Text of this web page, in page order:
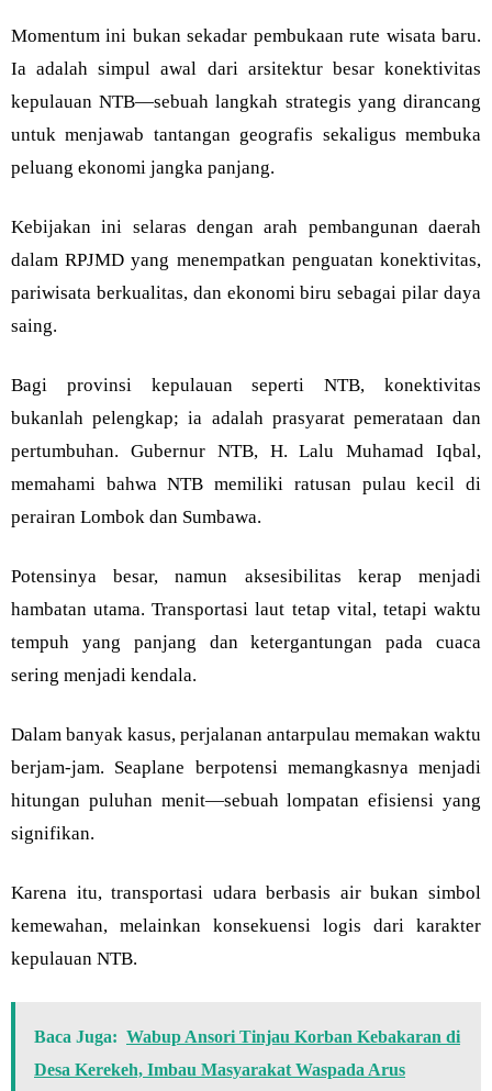
Momentum ini bukan sekadar pembukaan rute wisata baru.
Ia adalah simpul awal dari arsitektur besar konektivitas
kepulauan NTB—sebuah langkah strategis yang dirancang
untuk menjawab tantangan geografis sekaligus membuka
peluang ekonomi jangka panjang.
Kebijakan ini selaras dengan arah pembangunan daerah
dalam RPJMD yang menempatkan penguatan konektivitas,
pariwisata berkualitas, dan ekonomi biru sebagai pilar daya
saing.
Bagi provinsi kepulauan seperti NTB, konektivitas
bukanlah pelengkap; ia adalah prasyarat pemerataan dan
pertumbuhan. Gubernur NTB, H. Lalu Muhamad Iqbal,
memahami bahwa NTB memiliki ratusan pulau kecil di
perairan Lombok dan Sumbawa.
Potensinya besar, namun aksesibilitas kerap menjadi
hambatan utama. Transportasi laut tetap vital, tetapi waktu
tempuh yang panjang dan ketergantungan pada cuaca
sering menjadi kendala.
Dalam banyak kasus, perjalanan antarpulau memakan waktu
berjam-jam. Seaplane berpotensi memangkasnya menjadi
hitungan puluhan menit—sebuah lompatan efisiensi yang
signifikan.
Karena itu, transportasi udara berbasis air bukan simbol
kemewahan, melainkan konsekuensi logis dari karakter
kepulauan NTB.
Baca Juga: Wabup Ansori Tinjau Korban Kebakaran di
Desa Kerekeh, Imbau Masyarakat Waspada Arus